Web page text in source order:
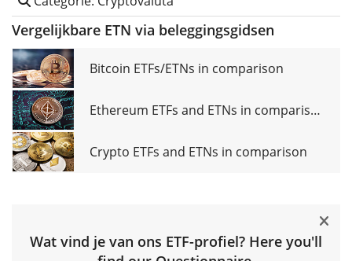
Vergelijkbare ETN via beleggingsgidsen
Bitcoin ETFs/ETNs in comparison
Ethereum ETFs and ETNs in comparison
Crypto ETFs and ETNs in comparison
Wat vind je van ons ETF-profiel? Here you'll